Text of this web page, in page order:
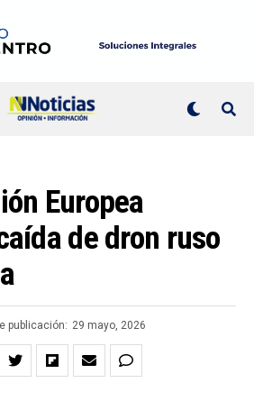
Europea
de dron ruso
publicación: 29 mayo, 2026